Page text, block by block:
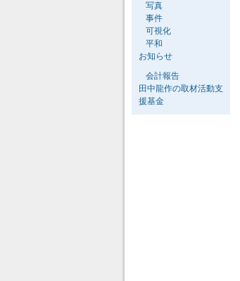
写真
事件
可視化
平和
お知らせ
会計報告
田中龍作の取材活動支
援基金